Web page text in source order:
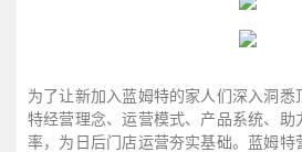
为了让新加入蓝姆特的家人们深入洞悉
特经营理念、运营模式、产品系统、助
率，为日后门店运营夯实基础。蓝姆特